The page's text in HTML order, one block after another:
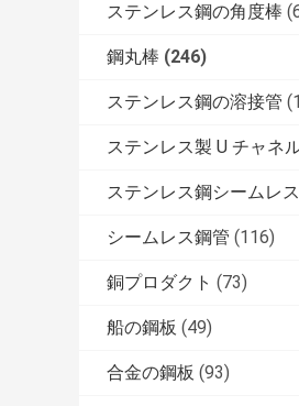
ステンレス鋼の角度棒
鋼丸棒 (246)
ステンレス鋼の溶接管
ステンレス製 U チャネ
ステンレス鋼シームレ
シームレス鋼管 (116)
銅プロダクト (73)
船の鋼板 (49)
合金の鋼板 (93)